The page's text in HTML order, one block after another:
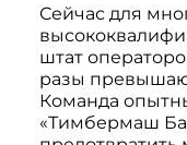
Сейчас для
штат
разы
Команда
«Тимбермаш